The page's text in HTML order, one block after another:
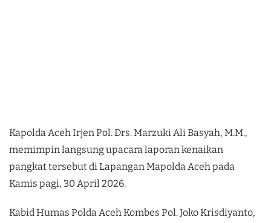
Kapolda Aceh Irjen Pol. Drs. Marzuki Ali Basyah, M.M.,
memimpin langsung upacara laporan kenaikan
pangkat tersebut di Lapangan Mapolda Aceh pada
Kamis pagi, 30 April 2026.
Kabid Humas Polda Aceh Kombes Pol. Joko Krisdiyanto,